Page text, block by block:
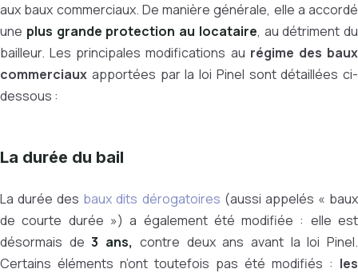
aux baux commerciaux. De manière générale, elle a accordé
une plus grande protection au locataire, au détriment du
bailleur. Les principales modifications au régime des baux
commerciaux apportées par la loi Pinel sont détaillées ci-
dessous :
La durée du bail
La durée des baux dits dérogatoires (aussi appelés « baux
de courte durée ») a également été modifiée : elle est
désormais de3 ans, contre deux ans avant la loi Pinel.
Certains éléments n’ont toutefois pas été modifiés : les